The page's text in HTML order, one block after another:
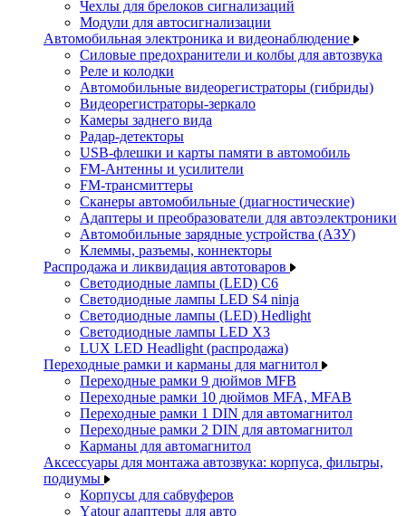
Чехлы для брелоков сигнализаций
Модули для автосигнализации
Автомобильная электроника и видеонаблюдение
Силовые предохранители и колбы для автозвука
Реле и колодки
Автомобильные видеорегистраторы (гибриды)
Видеорегистраторы-зеркало
Камеры заднего вида
Радар-детекторы
USB-флешки и карты памяти в автомобиль
FM-Антенны и усилители
FM-трансмиттеры
Сканеры автомобильные (диагностические)
Адаптеры и преобразователи для автоэлектроники
Автомобильные зарядные устройства (АЗУ)
Клеммы, разъемы, коннекторы
Распродажа и ликвидация автотоваров
Светодиодные лампы (LED) C6
Светодиодные лампы LED S4 ninja
Светодиодные лампы (LED) Hedlight
Светодиодные лампы LED X3
LUX LED Headlight (распродажа)
Переходные рамки и карманы для магнитол
Переходные рамки 9 дюймов MFB
Переходные рамки 10 дюймов MFA, MFAB
Переходные рамки 1 DIN для автомагнитол
Переходные рамки 2 DIN для автомагнитол
Карманы для автомагнитол
Аксессуары для монтажа автозвука: корпуса, фильтры,
подиумы
Корпусы для сабвуферов
Yаtour адаптеры для авто